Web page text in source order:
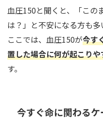
血圧150と聞くと、「この
は？」と不安になる方も多
ここでは、血圧150が今す
置した場合に何が起こり
す。
今すぐ命に関わるケ